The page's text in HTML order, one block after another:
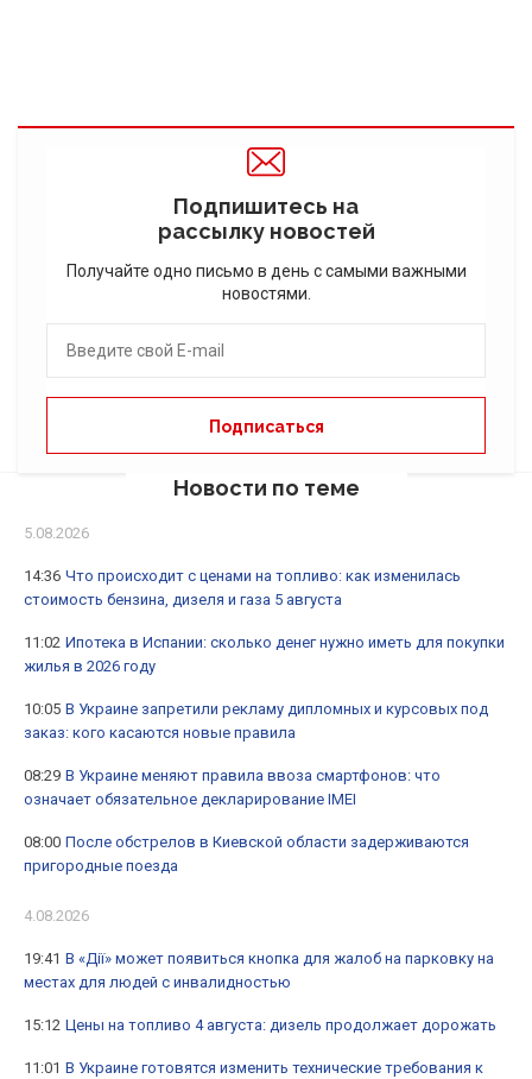
Подпишитесь на
рассылку новостей
Получайте одно письмо в день с самыми важными
новостями.
Новости по теме
5.08.2026
14:36 Что происходит с ценами на топливо: как изменилась
стоимость бензина, дизеля и газа 5 августа
11:02 Ипотека в Испании: сколько денег нужно иметь для покупки
жилья в 2026 году
10:05 В Украине запретили рекламу дипломных и курсовых под
заказ: кого касаются новые правила
08:29 В Украине меняют правила ввоза смартфонов: что
означает обязательное декларирование IMEI
08:00 После обстрелов в Киевской области задерживаются
пригородные поезда
4.08.2026
19:41 В «Дії» может появиться кнопка для жалоб на парковку на
местах для людей с инвалидностью
15:12 Цены на топливо 4 августа: дизель продолжает дорожать
11:01 В Украине готовятся изменить технические требования к